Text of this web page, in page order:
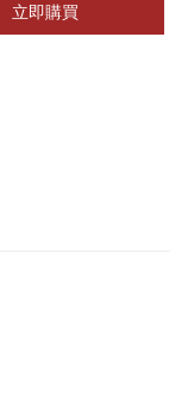
立即購買